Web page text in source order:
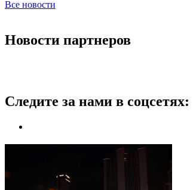
Все новости
Новости партнеров
Следите за нами в соцсетях: